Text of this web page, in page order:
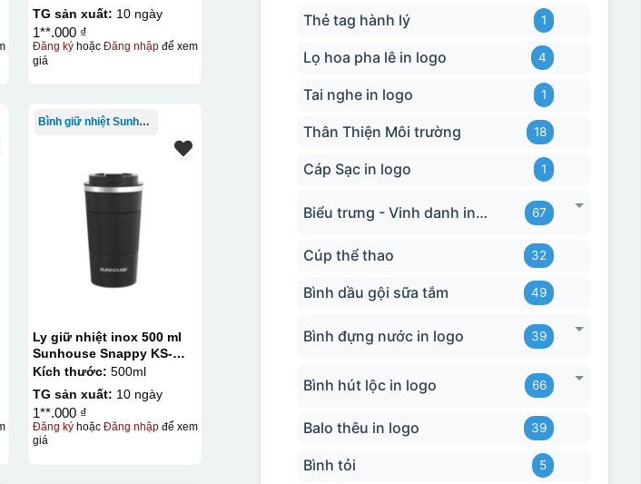
TG sản xuất: 10 ngày
1**.000 ₫
Đăng ký hoặcĐăng nhập để xem
giá
Bình giữ nhiệt Sunhouse
Ly giữ nhiệt inox 500 ml
Sunhouse Snappy KS-
TU500S
Kích thước: 500ml
TG sản xuất: 10 ngày
1**.000 ₫
Đăng ký hoặcĐăng nhập để xem
giá
Thẻ tag hành lý 1
Lọ hoa pha lê in logo 4
Tai nghe in logo 1
Thân Thiện Môi trường 18
Cáp Sạc in logo 1
Biểu trưng - Vinh danh in logo 67
Cúp thể thao 32
Bình dầu gội sữa tắm 49
Bình đựng nước in logo 39
Bình hút lộc in logo 66
Balo thêu in logo 39
Bình tỏi 5